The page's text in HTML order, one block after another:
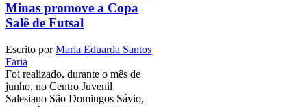
Minas promove a Copa
Salê de Futsal
Escrito porMaria Eduarda Santos
Faria
Foi realizado, durante o mês de
junho, no Centro Juvenil
Salesiano São Domingos Sávio,